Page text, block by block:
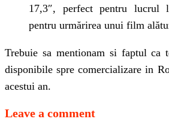
17,3″, perfect pentru lucrul
pentru urmărirea unui film
Trebuie sa mentionam si faptul ca
disponibile spre comercializare in
acestui an.
Leave a comment